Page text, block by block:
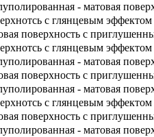
- матовая
с глянцевым эффектом
поверхность с
с глянцевым эффектом
- матовая
поверхность с
- матовая
с глянцевым эффектом
поверхность с
- матовая